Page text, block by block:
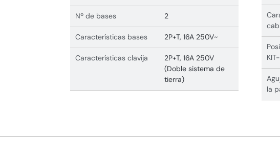
Nº de bases 2
Características bases 2P+T, 16A 250V~
Características clavija
2P+T, 16A 250V
(Doble sistema de
tierra)
la